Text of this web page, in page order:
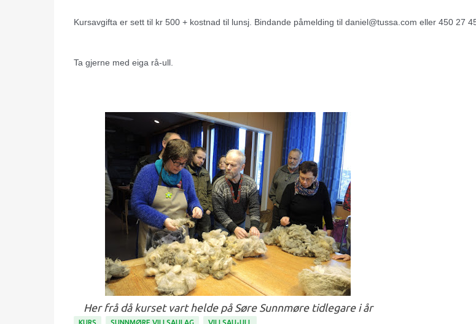
Kursavgifta er sett til kr 500 + kostnad til lunsj. Bindande påmelding til daniel@tussa.com eller 450 27
Ta gjerne med eiga rå-ull.
Her frå då kurset vart helde på Søre Sunnmøre tidlegare i år